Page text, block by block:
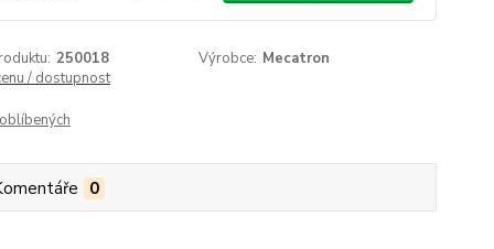
250018 Výrobce: Mecatron
/ dostupnost
0